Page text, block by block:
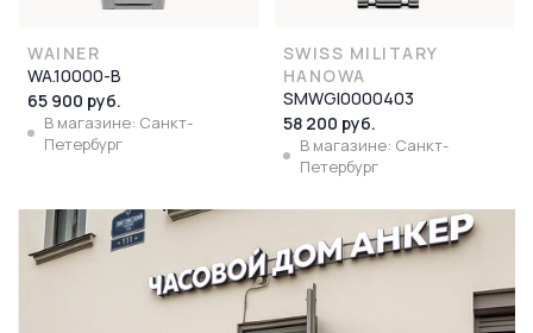
WAINER
WA.10000-B
65 900 руб.
В магазине: Санкт-
Петербург
SWISS MILITARY
HANOWA
SMWGI0000403
58 200 руб.
В магазине: Санкт-
Петербург